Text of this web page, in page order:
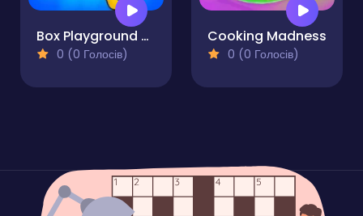
Box Playground Punch It
0 (0 Голосів)
Cooking Madness
0 (0 Голосів)